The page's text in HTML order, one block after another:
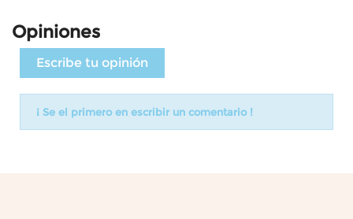
Opiniones
Escribe tu opinión
¡ Se el primero en escribir un comentario !